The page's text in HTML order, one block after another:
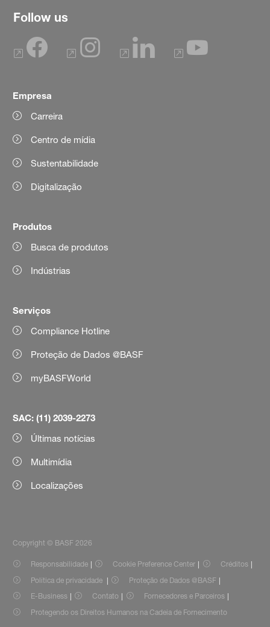
Follow us
Empresa
Carreira
Centro de mídia
Sustentabilidade
Digitalização
Produtos
Busca de produtos
Indústrias
Serviços
Compliance Hotline
Proteção de Dados @BASF
myBASFWorld
SAC: (11) 2039-2273
Últimas notícias
Multimídia
Localizações
Copyright © BASF 2026
Responsabilidade Cookie Preference Center
Créditos
Política de privacidade
Proteção de Dados @BASF
E-Business
Contato
Fornecedores e Parceiros
Protegendo os Direitos Humanos na Cadeia de Fornecimento